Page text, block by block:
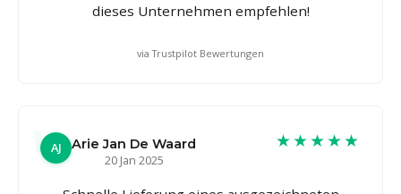
dieses Unternehmen empfehlen!
via Trustpilot Bewertungen
AJ
Arie Jan De Waard
20 Jan 2025
★★★★★